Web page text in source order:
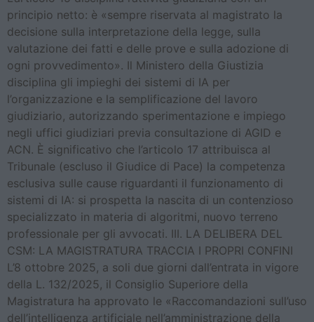
principio netto: è «sempre riservata al magistrato la
decisione sulla interpretazione della legge, sulla
valutazione dei fatti e delle prove e sulla adozione di
ogni provvedimento». Il Ministero della Giustizia
disciplina gli impieghi dei sistemi di IA per
l’organizzazione e la semplificazione del lavoro
giudiziario, autorizzando sperimentazione e impiego
negli uffici giudiziari previa consultazione di AGID e
ACN. È significativo che l’articolo 17 attribuisca al
Tribunale (escluso il Giudice di Pace) la competenza
esclusiva sulle cause riguardanti il funzionamento di
sistemi di IA: si prospetta la nascita di un contenzioso
specializzato in materia di algoritmi, nuovo terreno
professionale per gli avvocati. III. LA DELIBERA DEL
CSM: LA MAGISTRATURA TRACCIA I PROPRI CONFINI
L’8 ottobre 2025, a soli due giorni dall’entrata in vigore
della L. 132/2025, il Consiglio Superiore della
Magistratura ha approvato le «Raccomandazioni sull’uso
dell’intelligenza artificiale nell’amministrazione della